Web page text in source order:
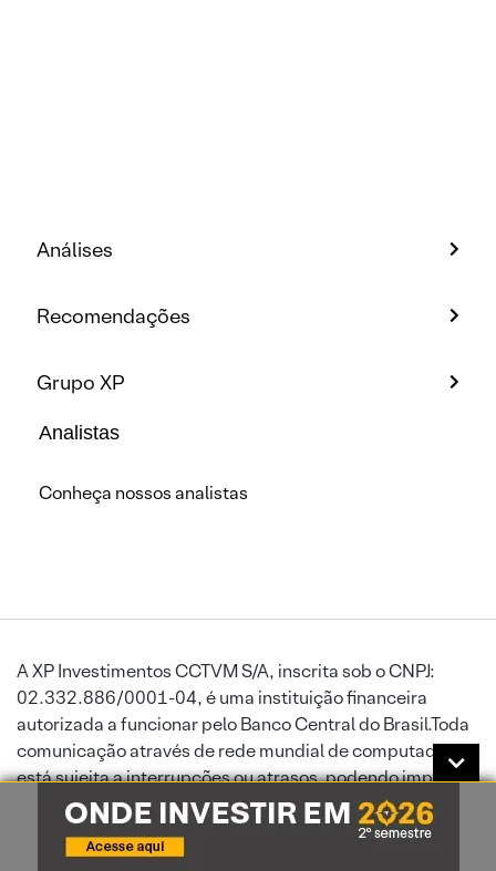
Análises
Recomendações
Grupo XP
Analistas
Conheça nossos analistas
A XP Investimentos CCTVM S/A, inscrita sob o CNPJ:
02.332.886/0001-04, é uma instituição financeira
autorizada a funcionar pelo Banco Central do Brasil.Toda
comunicação através de rede mundial de computadores
está sujeita a interrupções ou atrasos, podendo impedir
ou prejudicar o envio de ordens ou a recepção de
informações atualizadas. A XP Investimentos exime-se de
responsabilidade por danos sofridos por seus clientes,